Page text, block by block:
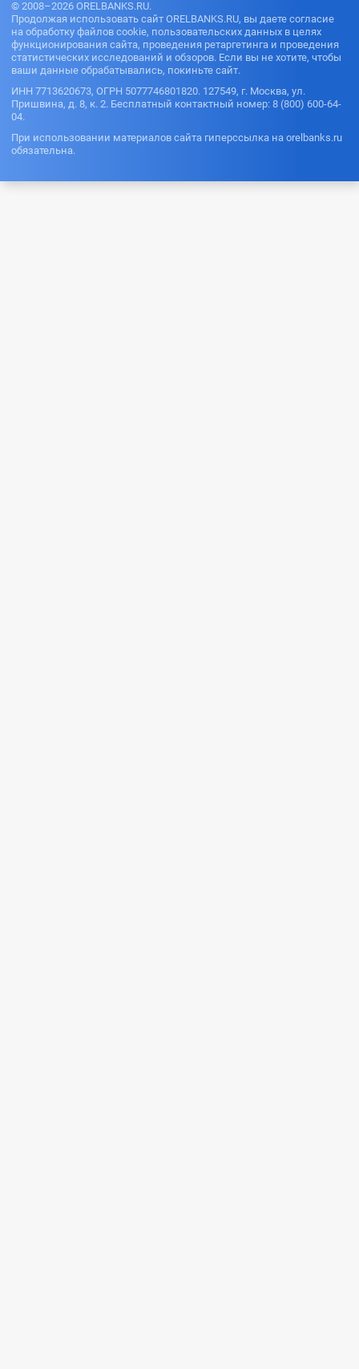
© 2008–2026 ORELBANKS.RU.
Продолжая использовать сайт ORELBANKS.RU, вы даете согласие
на обработку файлов cookie, пользовательских данных в целях
функционирования сайта, проведения ретаргетинга и проведения
статистических исследований и обзоров. Если вы не хотите, чтобы
ваши данные обрабатывались, покиньте сайт.
ИНН 7713620673, ОГРН 5077746801820. 127549, г. Москва, ул.
Пришвина, д. 8, к. 2. Бесплатный контактный номер: 8 (800) 600-64-
04.
При использовании материалов сайта гиперссылка на orelbanks.ru
обязательна.